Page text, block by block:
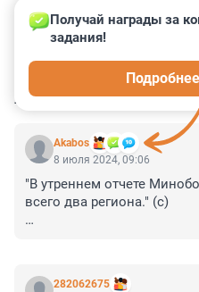
КОММЕНТАРИИ 3
Akabos
Получай награды за
задания!
8 июля 2024, 09:06
"В утреннем отчете
всего два региона." (с)
282062675